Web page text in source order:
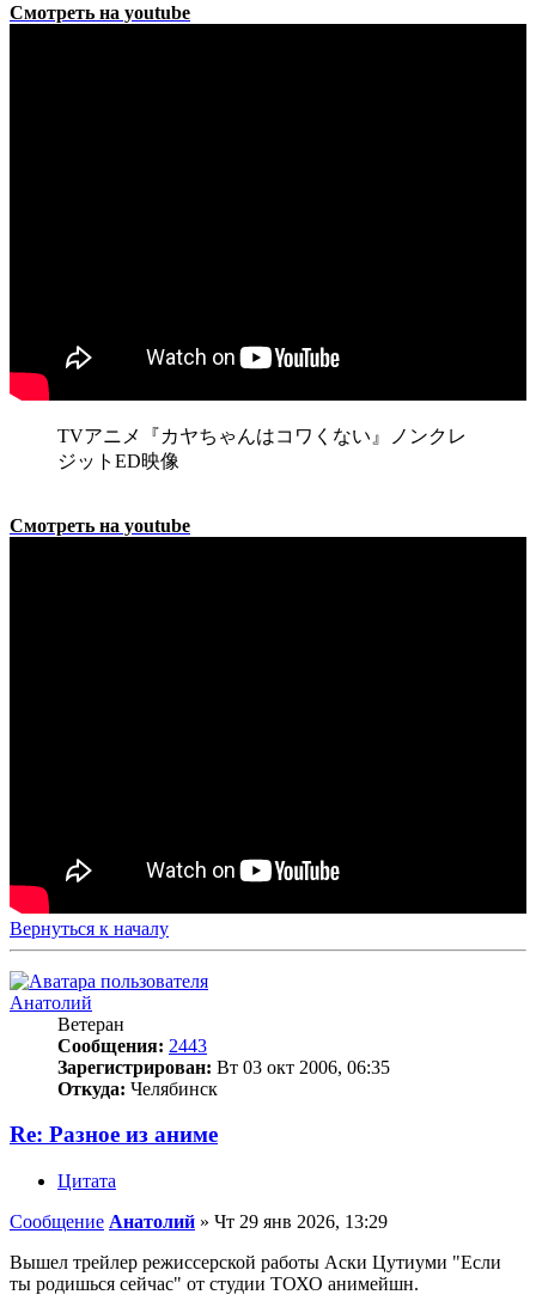
Смотреть на youtube
TVアニメ『カヤちゃんはコワくない』ノンクレ
ジットED映像
Смотреть на youtube
Вернуться к началу
Анатолий
Ветеран
Сообщения: 2443
Зарегистрирован: Вт 03 окт 2006, 06:35
Откуда: Челябинск
Re: Разное из аниме
Цитата
Сообщение Анатолий » Чт 29 янв 2026, 13:29
Вышел трейлер режиссерской работы Аски Цутиуми "Если
ты родишься сейчас" от студии ТОХО анимейшн.